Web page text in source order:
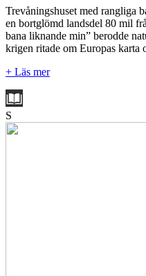
Trevåningshuset med rangliga
en bortglömd landsdel 80 mil
bana liknande min” berodde
krigen ritade om Europas karta
+ Läs mer
S